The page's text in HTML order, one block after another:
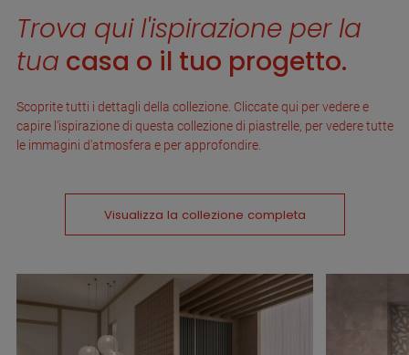
Trova qui l'ispirazione per la
tua casa o il tuo progetto.
Scoprite tutti i dettagli della collezione. Cliccate qui per vedere e
capire l'ispirazione di questa collezione di piastrelle, per vedere tutte
le immagini d'atmosfera e per approfondire.
Visualizza la collezione completa